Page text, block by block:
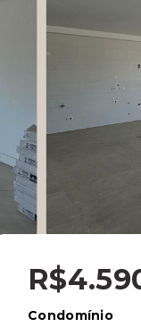
Condomínio